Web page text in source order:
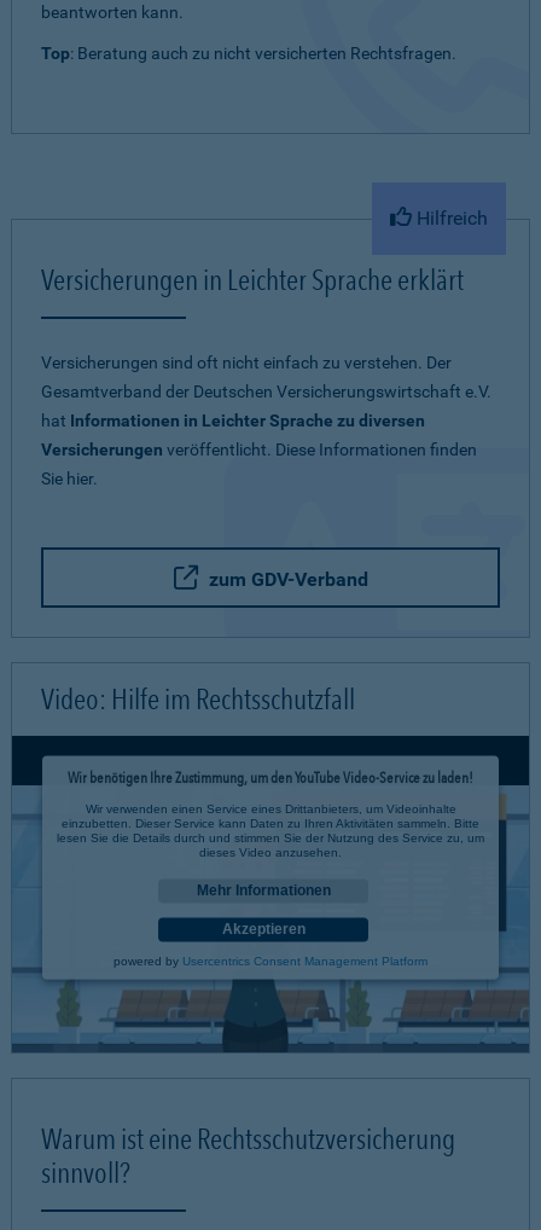
beantworten kann.
Top: Beratung auch zu nicht versicherten Rechtsfragen.
Hilfreich
Versicherungen in Leichter Sprache erklärt
Versicherungen sind oft nicht einfach zu verstehen. Der
Gesamtverband der Deutschen Versicherungswirtschaft e.V.
hat Informationen in Leichter Sprache zu diversen
Versicherungen veröffentlicht. Diese Informationen finden
Sie hier.
zum GDV-Verband
Video: Hilfe im Rechtsschutzfall
Wir benötigen Ihre Zustimmung, um den YouTube Video-Service zu laden!
Wir verwenden einen Service eines Drittanbieters, um Videoinhalte
einzubetten. Dieser Service kann Daten zu Ihren Aktivitäten sammeln. Bitte
lesen Sie die Details durch und stimmen Sie der Nutzung des Service zu, um
dieses Video anzusehen.
Mehr Informationen
Akzeptieren
powered by Usercentrics Consent Management Platform
Warum ist eine Rechtsschutzversicherung
sinnvoll?